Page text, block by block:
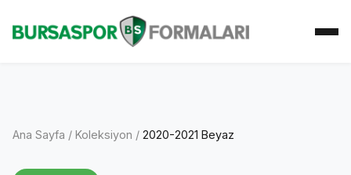
Koleksiyon
Ana Sayfa / Koleksiyon / 2020-2021 Beyaz